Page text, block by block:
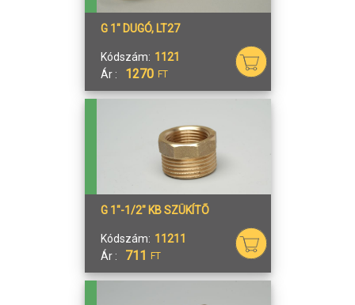
G 1" DUGÓ, LT27
Kódszám: 1121
Ár :
1270 FT
G 1"-1/2" KB SZÜKÍTÕ
Kódszám: 11211
Ár :
711 FT